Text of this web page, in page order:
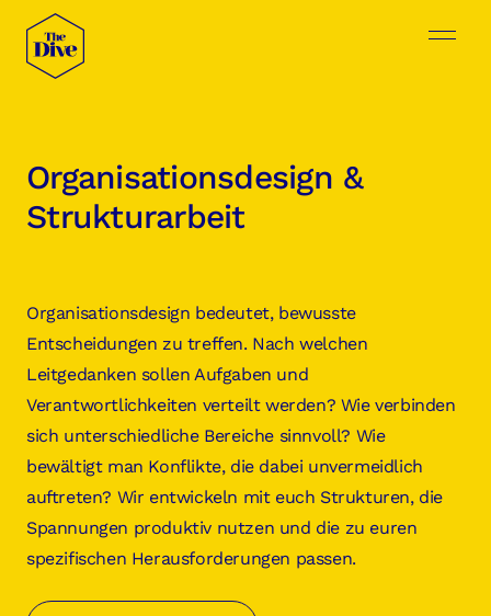
Organisationsdesign &
Strukturarbeit
Organisationsdesign bedeutet, bewusste
Entscheidungen zu treffen. Nach welchen
Leitgedanken sollen Aufgaben und
Verantwortlichkeiten verteilt werden? Wie verbinden
sich unterschiedliche Bereiche sinnvoll? Wie
bewältigt man Konflikte, die dabei unvermeidlich
auftreten? Wir entwickeln mit euch Strukturen, die
Spannungen produktiv nutzen und die zu euren
spezifischen Herausforderungen passen.